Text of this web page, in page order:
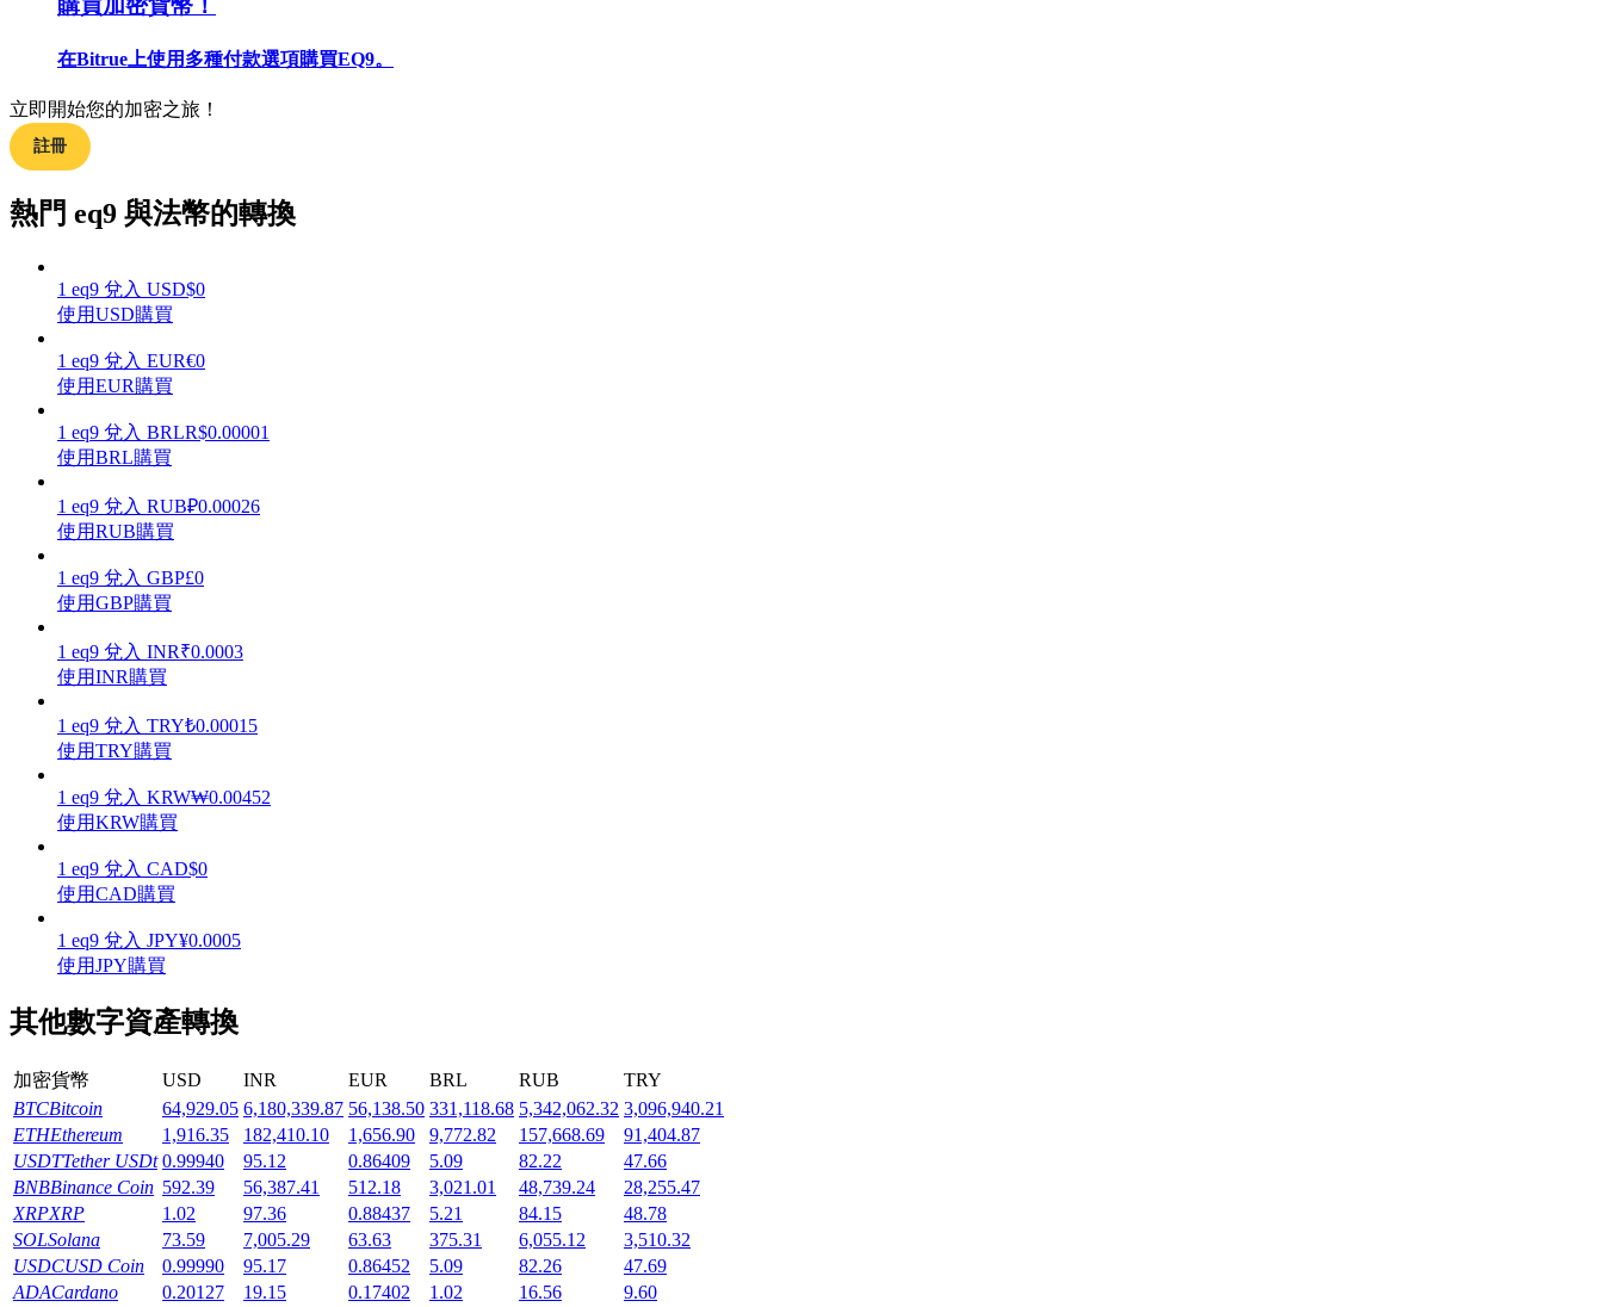
合約指南
合約功能使用指南
學習如何保持盈利
使您的資產穩定增值
機槍池
一鍵質押鎖定高收益
購買加密貨幣！
在Bitrue上使用多種付款選項購買EQ9。
立即開始您的加密之旅！
註冊
熱門 eq9 與法幣的轉換
1 eq9 兌入 USD$0
使用USD購買
1 eq9 兌入 EUR€0
使用EUR購買
1 eq9 兌入 BRLR$0.00001
使用BRL購買
1 eq9 兌入 RUB₽0.00026
使用RUB購買
1 eq9 兌入 GBP£0
使用GBP購買
1 eq9 兌入 INR₹0.0003
使用INR購買
1 eq9 兌入 TRY₺0.00015
使用TRY購買
1 eq9 兌入 KRW₩0.00452
使用KRW購買
1 eq9 兌入 CAD$0
使用CAD購買
1 eq9 兌入 JPY¥0.0005
使用JPY購買
其他數字資產轉換
加密貨幣 USD INR EUR BRL RUB
TRY
BTCBitcoin 64,929.05 6,180,339.87 56,138.50 331,118.68 5,342,062.32 3,096,940.21
ETHEthereum 1,916.35 182,410.10 1,656.90 9,772.82 157,668.69
91,404.87
USDTTether USDt 0.99940 95.12 0.86409 5.09 82.22
47.66
BNBBinance Coin 592.39 56,387.41 512.18 3,021.01 48,739.24
28,255.47
XRPXRP 1.02 97.36 0.88437 5.21 84.15
48.78
SOLSolana 73.59 7,005.29 63.63 375.31 6,055.12
3,510.32
USDCUSD Coin 0.99990 95.17 0.86452 5.09 82.26
47.69
ADACardano 0.20127 19.15 0.17402 1.02 16.56
9.60